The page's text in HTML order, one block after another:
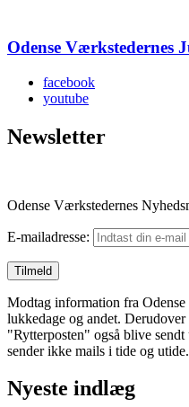
Odense Værkstedernes
facebook
youtube
Newsletter
Odense Værkstedernes
E-mailadresse:
Modtag information fra
lukkedage og andet.
"Rytterposten" også blive
sender ikke mails i tide og utide.
Nyeste indlæg